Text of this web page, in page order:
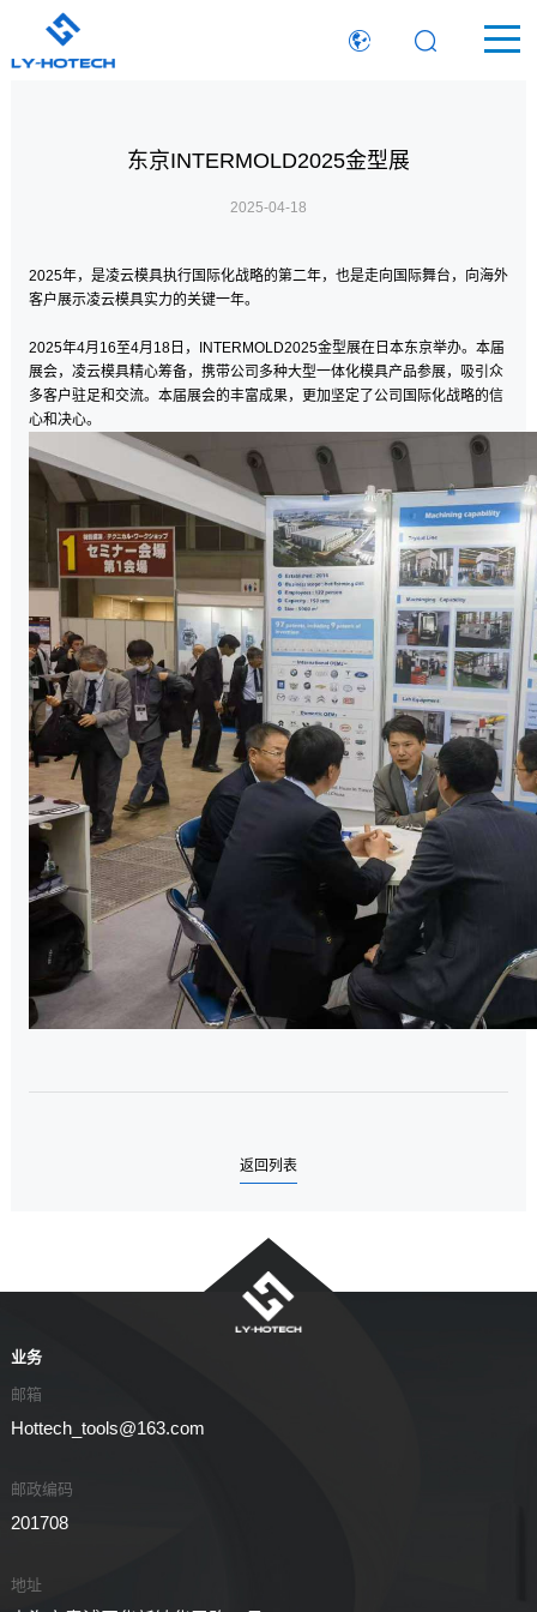
东京INTERMOLD2025金型展
2025-04-18
2025年，是凌云模具执行国际化战略的第二年，也是走向国际舞台，向海外
客户展示凌云模具实力的关键一年。
2025年4月 16至4月 18日， INTERMOLD2025金型展在日本东京举办。本届
展会，凌云模具精心筹备，携带公司多种大型一体化模具产品参展，吸引众
多客户驻足和交流。本届展会的丰富成果，更加坚定了公司国际化战略的信
心和决心。
返回列表
业务
邮箱
Hottech_tools@163.com
邮政编码
201708
地址